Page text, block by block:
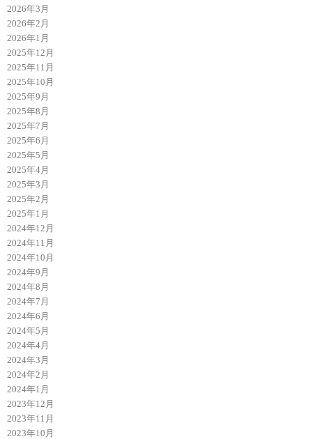
2026年3月
2026年2月
2026年1月
2025年12月
2025年11月
2025年10月
2025年9月
2025年8月
2025年7月
2025年6月
2025年5月
2025年4月
2025年3月
2025年2月
2025年1月
2024年12月
2024年11月
2024年10月
2024年9月
2024年8月
2024年7月
2024年6月
2024年5月
2024年4月
2024年3月
2024年2月
2024年1月
2023年12月
2023年11月
2023年10月